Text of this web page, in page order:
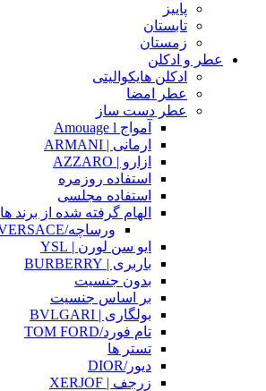
پاییز
تابستان
زمستان
عطر و ادکلن
ادکلن هایکوالیتی
عطر امضا
عطر دست ساز
آمواج Amouage l
ارمانی | ARMANI
ازارو | AZZARO
استفاده روزمره
استفاده مجلسی
الهام گرفته شده از برند ها
ورساچه/VERSACE
ایو سن لورن | YSL
باربری | BURBERRY
بدون جنسیت
بر اساس جنسیت
بولگاری | BVLGARI
تام فورد/TOM FORD
تستر ها
دیور/DIOR
زرجف | XERJOF